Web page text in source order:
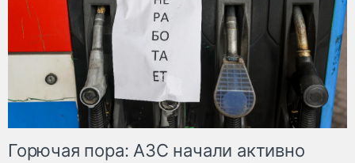
Горючая пора: АЗС начали активно